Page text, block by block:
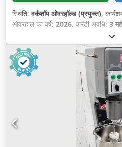
स्थिति:वर्कशॉप ओवरहॉल्ड (प्रयुक्त),
ओवरहाल का वर्ष: 2026, वारंटी अवधि: 3
,
आवृत्ति:50 Hz,